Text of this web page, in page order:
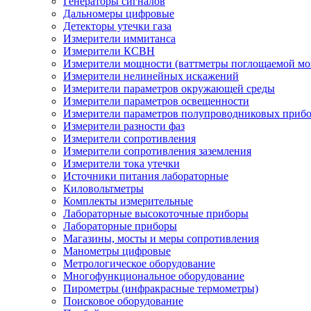
Дальномеры цифровые
Детекторы утечки газа
Измерители иммитанса
Измерители КСВН
Измерители мощности (ваттметры поглощаемой
Измерители нелинейных искажений
Измерители параметров окружающей среды
Измерители параметров освещенности
Измерители параметров полупроводниковых
Измерители разности фаз
Измерители сопротивления
Измерители сопротивления заземления
Измерители тока утечки
Источники питания лабораторные
Киловольтметры
Комплекты измерительные
Лабораторные высокоточные приборы
Лабораторные приборы
Магазины, мосты и меры сопротивления
Манометры цифровые
Метрологическое оборудование
Многофункциональное оборудование
Пирометры (инфракрасные термометры)
Поисковое оборудование